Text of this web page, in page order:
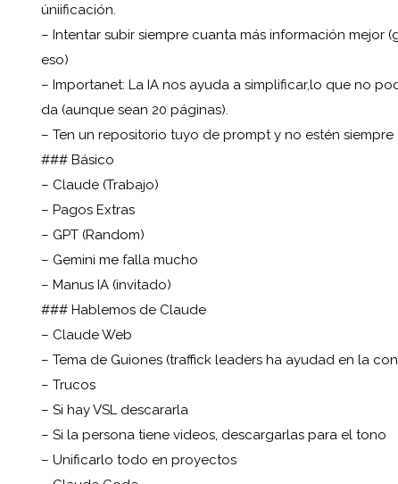
úniificación.
– Intentar subir siempre cuanta más información mejor
eso)
– Importanet: La IA nos ayuda a simplificar,lo que no
da (aunque sean 20 páginas).
– Ten un repositorio tuyo de prompt y no estén
### Básico
– Claude (Trabajo)
– Pagos Extras
– GPT (Random)
– Gemini me falla mucho
– Manus IA (invitado)
### Hablemos de Claude
– Claude Web
– Tema de Guiones (traffick leaders ha ayudad en la
– Trucos
– Si hay VSL descararla
– Si la persona tiene videos, descargarlas para el tono
– Unificarlo todo en proyectos